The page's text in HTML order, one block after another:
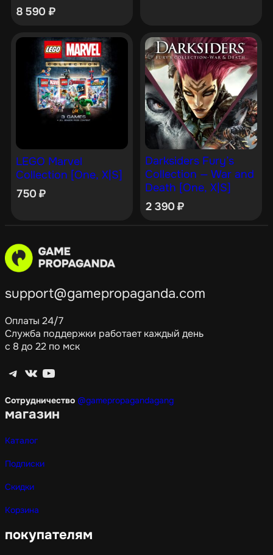
8 590 ₽
LEGO Marvel
Collection [One, X|S]
750₽
Darksiders Fury’s
Collection — War and
Death [One, X|S]
2 390₽
support@gamepropaganda.com
Оплаты 24/7
Служба поддержки работает каждый день
с 8 до 22 по мск
Telegram ВКонтакте YouTube
Сотрудничество @gamepropagandagang
магазин
Каталог
Подписки
Скидки
Корзина
покупателям